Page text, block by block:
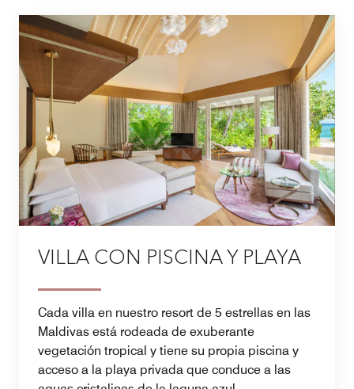
VILLA CON PISCINA Y PLAYA
Cada villa en nuestro resort de 5 estrellas en las
Maldivas está rodeada de exuberante
vegetación tropical y tiene su propia piscina y
acceso a la playa privada que conduce a las